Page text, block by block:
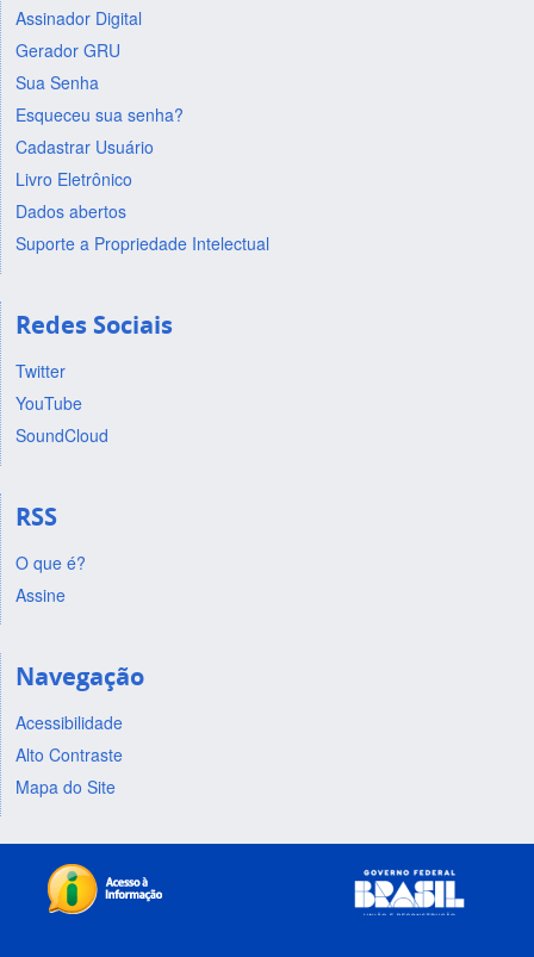
Assinador Digital
Gerador GRU
Sua Senha
Esqueceu sua senha?
Cadastrar Usuário
Livro Eletrônico
Dados abertos
Suporte a Propriedade Intelectual
Redes Sociais
Twitter
YouTube
SoundCloud
RSS
O que é?
Assine
Navegação
Acessibilidade
Alto Contraste
Mapa do Site